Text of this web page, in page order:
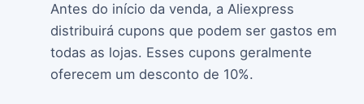
Antes do início da venda, a Aliexpress
distribuirá cupons que podem ser gastos em
todas as lojas. Esses cupons geralmente
oferecem um desconto de 10%.